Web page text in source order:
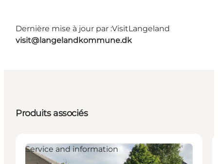
Dernière mise à jour par :VisitLangeland
visit@langelandkommune.dk
Produits associés
Service and information